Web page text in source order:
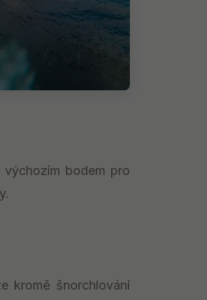
výchozím bodem pro
kromě šnorchlování